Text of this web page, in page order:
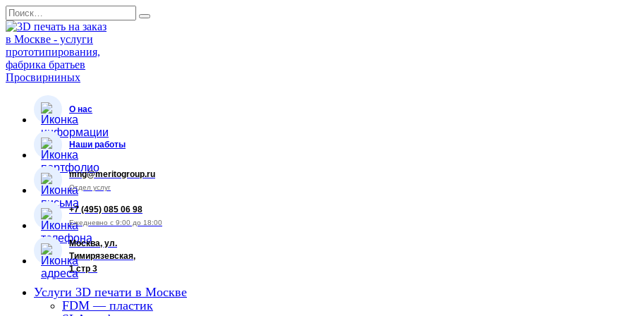
Перейти
к
содержанию
Search
for:
О нас
Наши работы
mng@meritogroup.ru
Отдел услуг
+7 (495) 085 06 98
Ежедневно с 9:00 до 18:00
Москва, ул.
Тимирязевская,
1 стр 3
Услуги 3D печати в Москве
FDM — пластик